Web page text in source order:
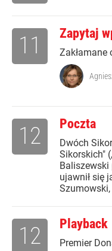
Zapytaj
Zakłamane
11
Poczta
Dwóch
Sikorskich"
Baliszewski
ujawnił się
Szumowski,
12
Playback
Premier
12